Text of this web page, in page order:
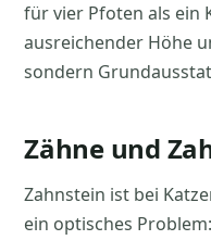
für vier Pfoten als ein
ausreichender Höhe
sondern
Zähne und
Zahnstein ist bei
ein optisches